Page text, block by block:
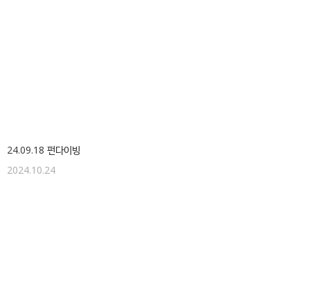
24.09.18 펀다이빙
2024.10.24